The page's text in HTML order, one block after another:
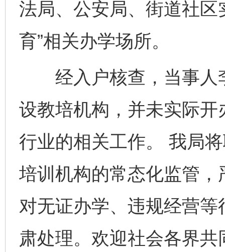
法局、公安局、街道社区
育”相关办学场所。
经入户核查，当事人
设教培机构，并未实际
行业的相关工作。 我局
培训机构的常态化监管
对无证办学、违规经营等
肃处理。欢迎社会各界